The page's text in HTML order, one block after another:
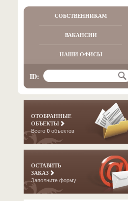
СОБСТВЕННИКАМ
ВАКАНСИИ
НАШИ ОФИСЫ
ID:
ОТОБРАННЫЕ
ОБЪЕКТЫ
Всего 0 объектов
ОСТАВИТЬ
ЗАКАЗ
Заполните форму